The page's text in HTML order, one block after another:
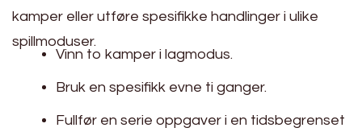
kamper eller utføre spesifikke handlinger i ulike
spillmoduser.
Vinn to kamper i lagmodus.
Bruk en spesifikk evne ti ganger.
Fullfør en serie oppgaver i en tidsbegrenset